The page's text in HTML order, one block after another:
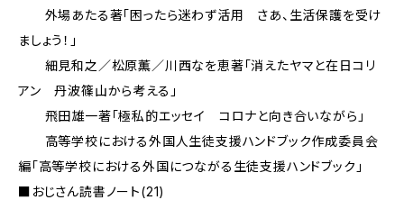
外場あたる著「困ったら迷わず活用 さあ、生活保護を受け
ましょう！」
細見和之／松原薫／川西なを恵著「消えたヤマと在日コリ
アン 丹波篠山から考える」
飛田雄一著「極私的エッセイ コロナと向き合いながら」
高等学校における外国人生徒支援ハンドブック作成委員会
編「高等学校における外国につながる生徒支援ハンドブック」
■おじさん読書ノート(21)